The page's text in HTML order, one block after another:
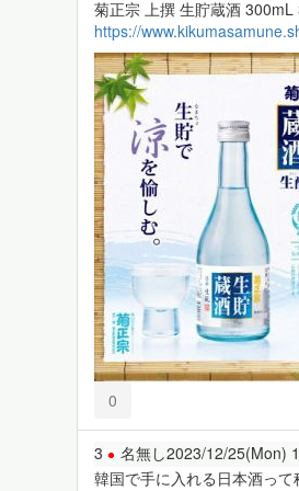
菊正宗 上撰 生貯蔵酒 300mL
https://
0
3 名無し2023/12/25(Mon)
韓国で手に入れる日本酒っ